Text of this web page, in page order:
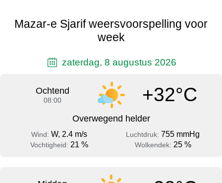
Mazar-e Sjarif weersvoorspelling voor
week
zaterdag, 8 augustus 2026
Ochtend
08:00 +32°C
Overwegend helder
Wind: W, 2.4 m/s Luchtdruk: 755 mmHg
Vochtigheid: 21 % Wolkendek: 25 %